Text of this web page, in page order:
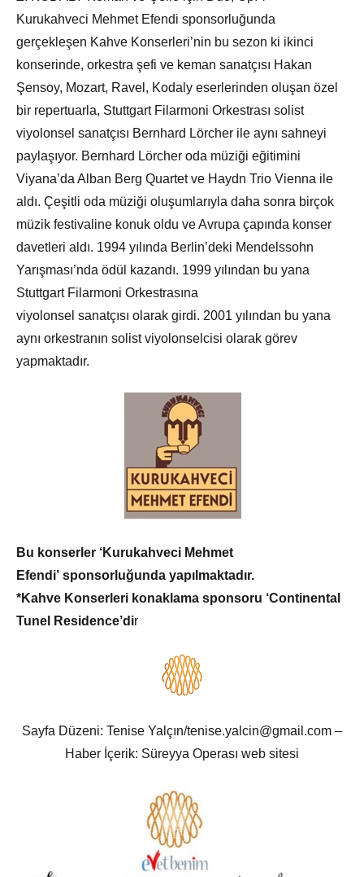
Kurukahveci Mehmet Efendi sponsorluğunda
gerçekleşen Kahve Konserleri’nin bu sezon ki ikinci
konserinde, orkestra şefi ve keman sanatçısı Hakan
Şensoy, Mozart, Ravel, Kodaly eserlerinden oluşan özel
bir repertuarla, Stuttgart Filarmoni Orkestrası solist
viyolonsel sanatçısı Bernhard Lörcher ile aynı sahneyi
paylaşıyor. Bernhard Lörcher oda müziği eğitimini
Viyana’da Alban Berg Quartet ve Haydn Trio Vienna ile
aldı. Çeşitli oda müziği oluşumlarıyla daha sonra birçok
müzik festivaline konuk oldu ve Avrupa çapında konser
davetleri aldı. 1994 yılında Berlin’deki Mendelssohn
Yarışması’nda ödül kazandı. 1999 yılından bu yana
Stuttgart Filarmoni Orkestrasına
viyolonsel sanatçısı olarak girdi. 2001 yılından bu yana
aynı orkestranın solist viyolonselcisi olarak görev
yapmaktadır.
Bu konserler ‘Kurukahveci Mehmet
Efendi’ sponsorluğunda yapılmaktadır.
*Kahve Konserleri konaklama sponsoru ‘Continental
Tunel Residence’dir
Sayfa Düzeni: Tenise Yalçın/tenise.yalcin@gmail.com –
Haber İçerik: Süreyya Operası web sitesi